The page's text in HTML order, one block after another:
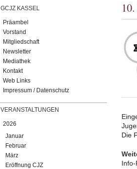
GCJZ KASSEL
Präambel
Vorstand
Mitgliedschaft
Newsletter
Mediathek
Kontakt
Web Links
Impressum / Datenschutz
VERANSTALTUNGEN
2026
Januar
Februar
März
Eröffnung CJZ
Die